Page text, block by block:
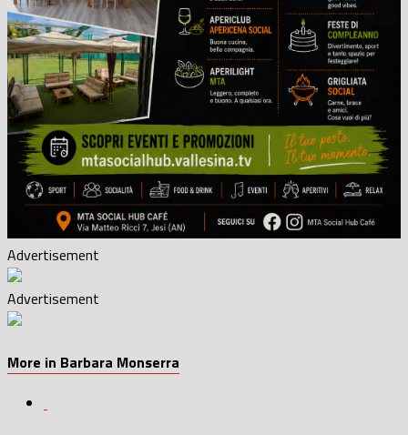
Advertisement
Advertisement
More in Barbara Monserra